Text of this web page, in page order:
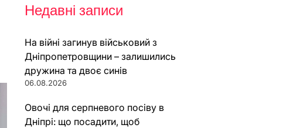
Недавні записи
На війні загинув військовий з
Дніпропетровщини – залишились
дружина та двоє синів
06.08.2026
Овочі для серпневого посіву в
Дніпрі: що посадити, щоб